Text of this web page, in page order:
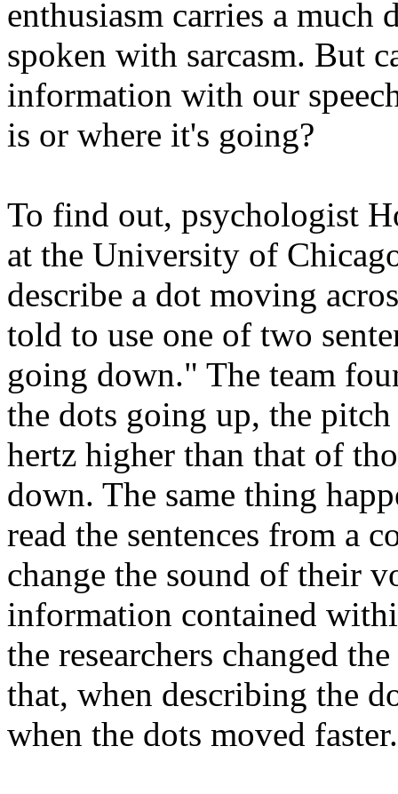
enthusiasm carries a
spoken with sarcasm. But
information with our
is or where it's going?
To find out, psychologist
at the University of
describe a dot moving
told to use one of two
going down." The team
the dots going up, the
hertz higher than that of
down. The same thing
read the sentences from a
change the sound of their
information contained
the researchers changed
that, when describing the
when the dots moved faster.